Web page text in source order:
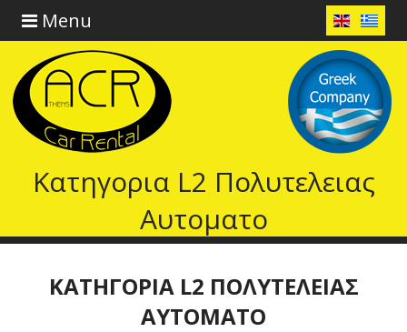
Menu
Κατηγορια L2 Πολυτελειας
Αυτοματο
ΚΑΤΗΓΟΡΙΑ L2 ΠΟΛΥΤΕΛΕΙΑΣ
ΑΥΤΟΜΑΤΟ